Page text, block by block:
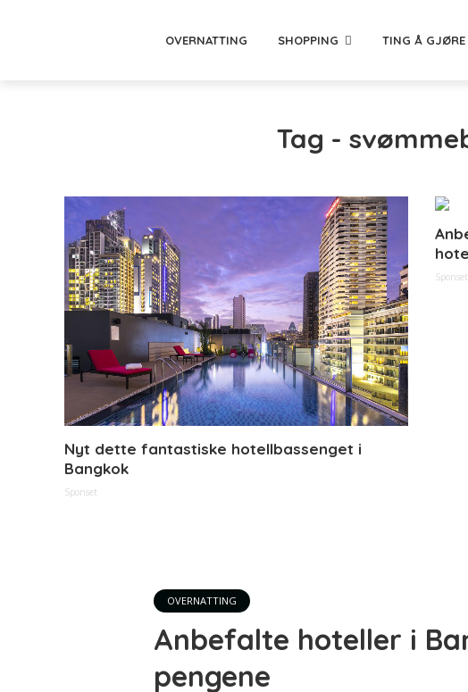
OVERNATTING SHOPPING TING Å GJØRE
Tag -
Nyt dette fantastiske hotellbassenget i
Bangkok
Sponset
Sponset
OVERNATTING
Anbefalte hoteller i
pengene